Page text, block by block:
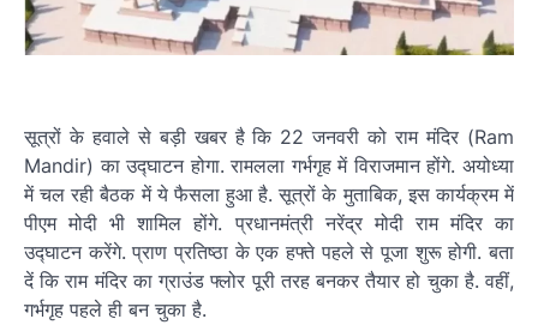
सूत्रों के हवाले से बड़ी खबर है कि 22 जनवरी को राम मंदिर (Ram
Mandir) का उद्घाटन होगा. रामलला गर्भगृह में विराजमान होंगे. अयोध्या
में चल रही बैठक में ये फैसला हुआ है. सूत्रों के मुताबिक, इस कार्यक्रम में
पीएम मोदी भी शामिल होंगे. प्रधानमंत्री नरेंद्र मोदी राम मंदिर का
उद्घाटन करेंगे. प्राण प्रतिष्ठा के एक हफ्ते पहले से पूजा शुरू होगी. बता
दें कि राम मंदिर का ग्राउंड फ्लोर पूरी तरह बनकर तैयार हो चुका है. वहीं,
गर्भगृह पहले ही बन चुका है.